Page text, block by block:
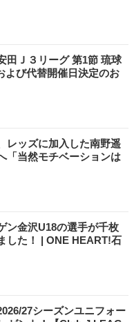
田Ｊ３リーグ 第1節 琉球
よび代替開催日決定のお
レッズに加入した南野遥
「当然モチベーションは
ン金沢U18の選手が千枚
した！ | ONE HEART!石
27シーズンユニフォー